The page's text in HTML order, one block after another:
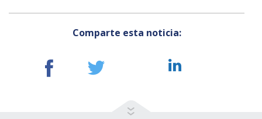
Comparte esta noticia: